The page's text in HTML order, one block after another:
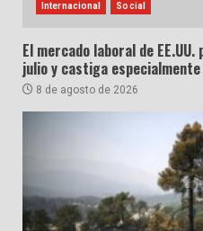
Internacional Social
El mercado laboral de
julio y castiga
8 de agosto de 2026